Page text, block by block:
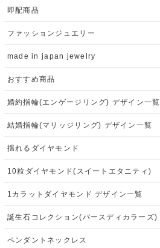
即配商品
ファッションジュエリー
made in japan jewelry
おすすめ商品
婚約指輪(エンゲージリング) デザイン一覧
結婚指輪(マリッジリング) デザイン一覧
揺れるダイヤモンド
10粒ダイヤモンド(スイートエタニティ)
1カラットダイヤモンド デザイン一覧
誕生石コレクション(バースディカラーズ)
ペンダントネックレス